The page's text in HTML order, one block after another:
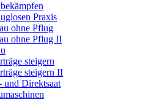
Praxis
ohne Pflug
ohne Pflug II
steigern
steigern II
und Direktsaat